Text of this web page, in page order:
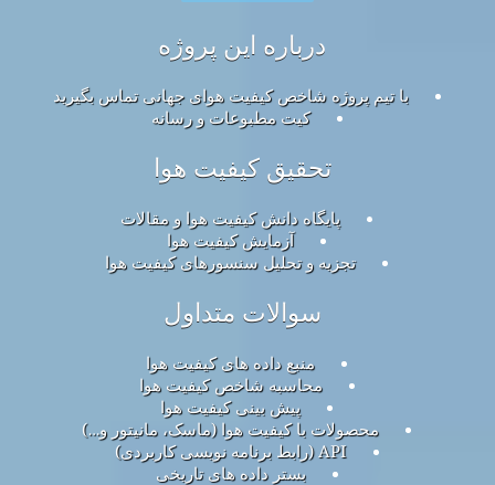
درباره این پروژه
با تیم پروژه شاخص کیفیت هوای جهانی تماس بگیرید
کیت مطبوعات و رسانه
تحقیق کیفیت هوا
پایگاه دانش کیفیت هوا و مقالات
آزمایش کیفیت هوا
تجزیه و تحلیل سنسورهای کیفیت هوا
سوالات متداول
منبع داده های کیفیت هوا
محاسبه شاخص کیفیت هوا
پیش بینی کیفیت هوا
محصولات با کیفیت هوا (ماسک، مانیتور و…)
API (رابط برنامه نویسی کاربردی)
بستر داده های تاریخی